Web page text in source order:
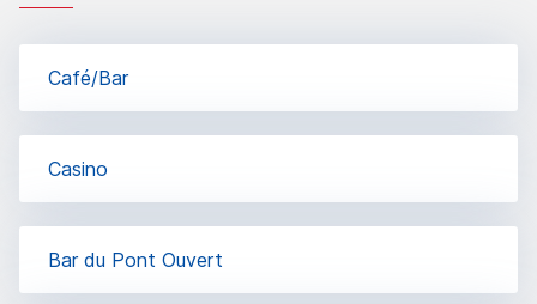
Café/Bar
Casino
Bar du Pont Ouvert